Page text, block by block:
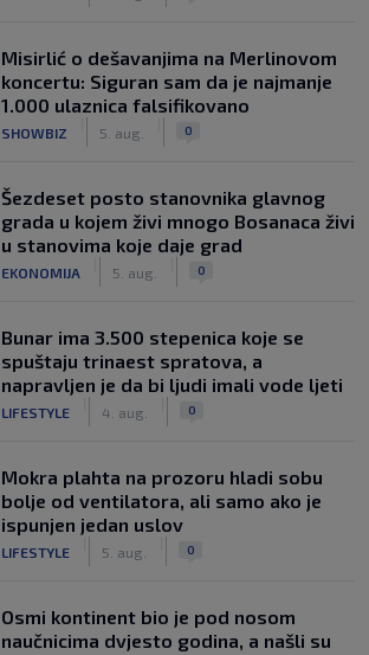
Misirlić o dešavanjima na Merlinovom
koncertu: Siguran sam da je najmanje
1.000 ulaznica falsifikovano
SHOWBIZ 5. aug. 0
Šezdeset posto stanovnika glavnog
grada u kojem živi mnogo Bosanaca živi
u stanovima koje daje grad
EKONOMIJA 5. aug. 0
Bunar imа 3.500 stepenica koje se
spuštaju trinaest spratova, a
napravljen je da bi ljudi imali vode ljeti
LIFESTYLE 4. aug. 0
Mokra plahta na prozoru hladi sobu
bolje od ventilatora, ali samo ako je
ispunjen jedan uslov
LIFESTYLE 5. aug. 0
Osmi kontinent bio je pod nosom
naučnicima dvjesto godina, a našli su